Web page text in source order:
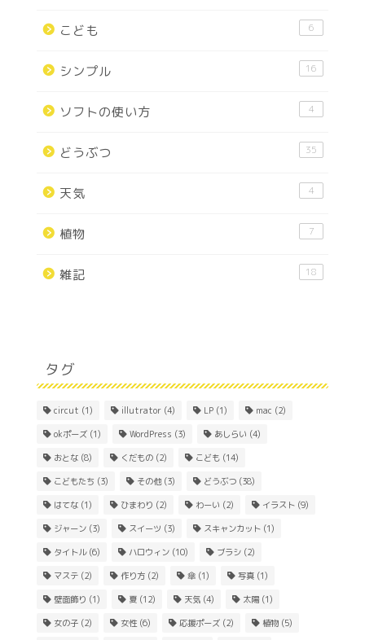
こども 6
シンプル 16
ソフトの使い方 4
どうぶつ 35
天気 4
植物 7
雑記 18
タグ
circut (1) illutrator (4) LP (1) mac (2)
okポーズ (1) WordPress (3) あしらい (4)
おとな (8) くだもの (2) こども (14)
こどもたち (3) その他(3) どうぶつ (38)
はてな (1) ひまわり (2) わーい (2) イラスト (9)
ジャーン (3) スイーツ (3) スキャンカット (1)
タイトル(6) ハロウィン (10) ブラシ (2)
マステ (2) 作り方 (2) 傘 (1) 写真 (1)
壁面飾り (1) 夏 (12) 天気 (4) 太陽(1)
女の子 (2) 女性 (6) 応援ポーズ (2) 植物 (5)
About